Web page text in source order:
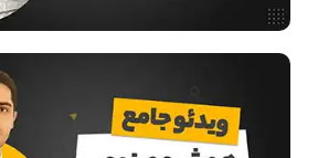
مقالات عمومی رشته کامپیوتر
آمادگی برای کنکور